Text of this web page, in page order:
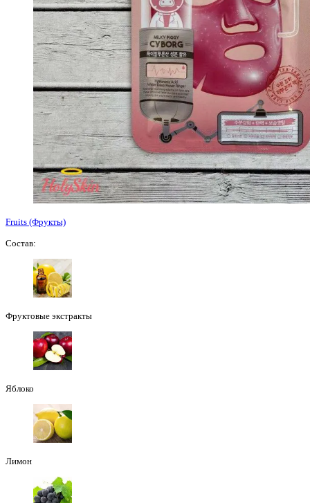
Fruits (Фрукты)
Состав:
Фруктовые экстракты
Яблоко
Лимон